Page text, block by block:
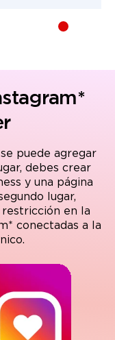
-
puede agregar
debes crear
y una página
lugar,
en la
conectadas a la